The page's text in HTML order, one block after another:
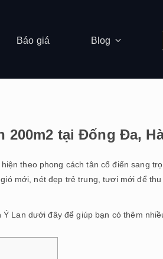
Báo giá Blog
tại Đống Đa,
theo phong cách tân cổ điển sang
mới, nét đẹp trẻ trung, tươi mới để
Lan dưới đây để giúp bạn có thêm